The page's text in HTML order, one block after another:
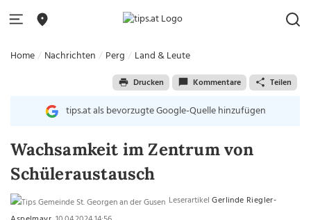
Home Nachrichten Perg Land & Leute
Drucken Kommentare Teilen
tips.at als bevorzugte Google-Quelle hinzufügen
Wachsamkeit im Zentrum von
Schüleraustausch
LeserartikelGerlinde Riegler-